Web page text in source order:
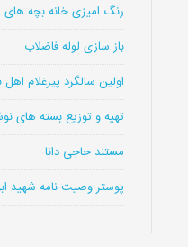
رنگ امیزی خانه بچه های
باز سازی لوله فاضلاب
اولین سالگرد پیرغلام
تهیه و توزیع بسته های
مستند حاجی دانا
پوستر وصیت نامه شهید